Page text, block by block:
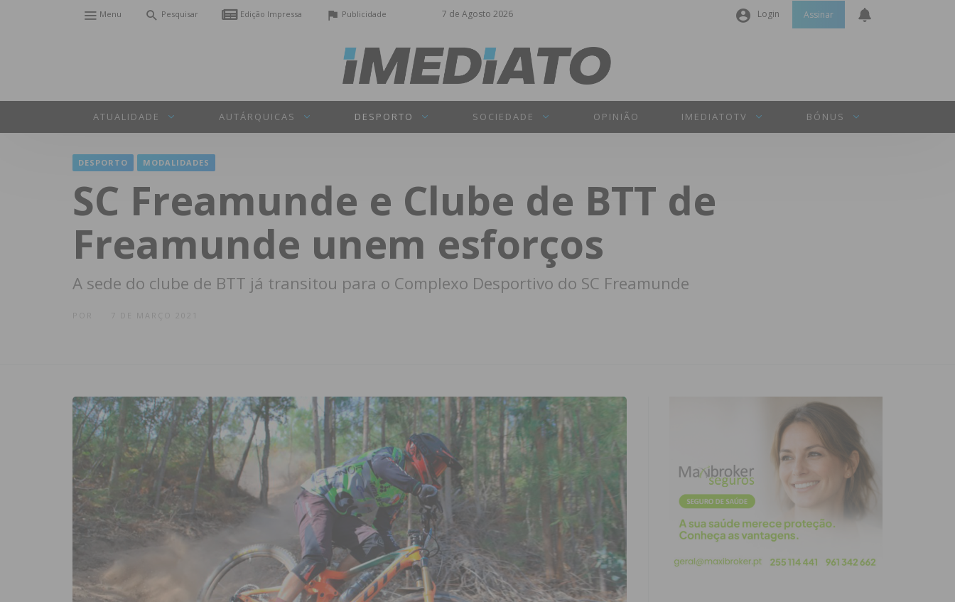
7 de Agosto 2026
Menu Pesquisar Edição Impressa Publicidade Login
Senha
Assinar
ATUALIDADE AUTÁRQUICAS DESPORTO SOCIEDADE OPINIÃO IMEDIATOTV BÓNUS
DESPORTO MODALIDADES
SC Freamunde e Clube de BTT de
Freamunde unem esforços
A sede do clube de BTT já transitou para o Complexo Desportivo do SC Freamunde
7 DE MARÇO 2021